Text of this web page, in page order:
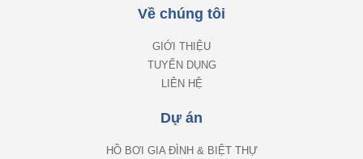
Về chúng tôi
GIỚI THIỆU
TUYỂN DỤNG
LIÊN HỆ
Dự án
HỒ BƠI GIA ĐÌNH & BIỆT THỰ